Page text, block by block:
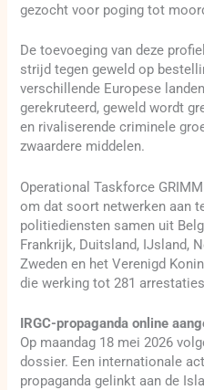
gezocht voor poging tot
De toevoeging van deze
strijd tegen geweld op
verschillende Europese
gerekruteerd, geweld wordt
en rivaliserende criminele
zwaardere middelen.
Operational Taskforce
om dat soort netwerken aan
politiediensten samen uit
Frankrijk, Duitsland, IJsland,
Zweden en het Verenigd
die werking tot 281
IRGC-propaganda online
Op maandag 18 mei 2026
dossier. Een internationale
propaganda gelinkt aan de